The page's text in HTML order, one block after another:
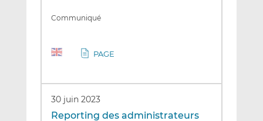
Communiqué
PAGE
30 juin 2023
Reporting des administrateurs